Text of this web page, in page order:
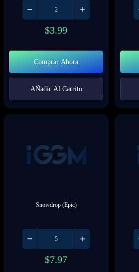
$3.99
Comprar Ahora
AÑadir Al Carrito
Snowdrop (Epic)
$7.97